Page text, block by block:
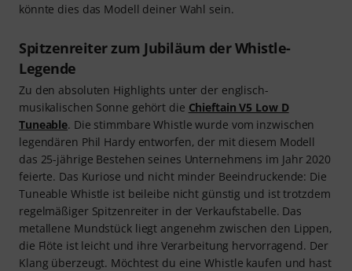
könnte dies das Modell deiner Wahl sein.
Spitzenreiter zum Jubiläum der Whistle-
Legende
Zu den absoluten Highlights unter der englisch-
musikalischen Sonne gehört die Chieftain V5 Low D
Tuneable. Die stimmbare Whistle wurde vom inzwischen
legendären Phil Hardy entworfen, der mit diesem Modell
das 25-jährige Bestehen seines Unternehmens im Jahr 2020
feierte. Das Kuriose und nicht minder Beeindruckende: Die
Tuneable Whistle ist beileibe nicht günstig und ist trotzdem
regelmäßiger Spitzenreiter in der Verkaufstabelle. Das
metallene Mundstück liegt angenehm zwischen den Lippen,
die Flöte ist leicht und ihre Verarbeitung hervorragend. Der
Klang überzeugt. Möchtest du eine Whistle kaufen und hast